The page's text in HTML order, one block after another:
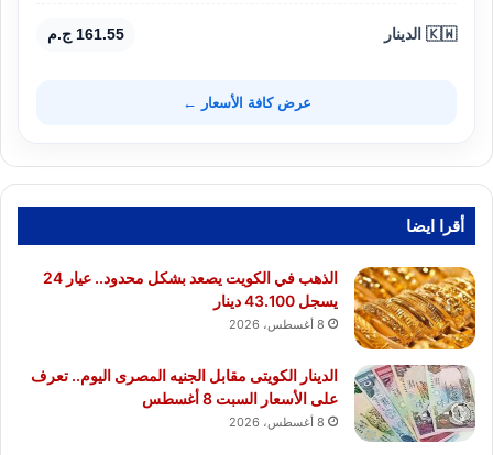
🇰🇼 الدينار 161.55 ج.م
عرض كافة الأسعار ←
أقرا ايضا
الذهب في الكويت يصعد بشكل محدود.. عيار 24
يسجل 43.100 دينار
8 أغسطس، 2026
الدينار الكويتى مقابل الجنيه المصرى اليوم.. تعرف
على الأسعار السبت 8 أغسطس
8 أغسطس، 2026